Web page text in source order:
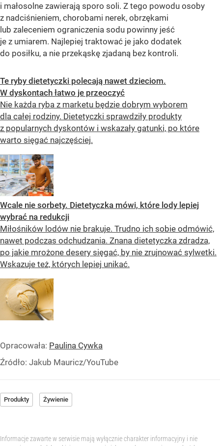
i małosolne zawierają sporo soli. Z tego powodu osoby
z nadciśnieniem, chorobami nerek, obrzękami
lub zaleceniem ograniczenia sodu powinny jeść
je z umiarem. Najlepiej traktować je jako dodatek
do posiłku, a nie przekąskę zjadaną bez kontroli.
Te ryby dietetyczki polecają nawet dzieciom.
W dyskontach łatwo je przeoczyć
Nie każda ryba z marketu będzie dobrym wyborem
dla całej rodziny. Dietetyczki sprawdziły produkty
z popularnych dyskontów i wskazały gatunki, po które
warto sięgać najczęściej.
Wcale nie sorbety. Dietetyczka mówi, które lody lepiej
wybrać na redukcji
Miłośników lodów nie brakuje. Trudno ich sobie odmówić,
nawet podczas odchudzania. Znana dietetyczka zdradza,
po jakie mrożone desery sięgać, by nie zrujnować sylwetki.
Wskazuje też, których lepiej unikać.
Opracowała: Paulina Cywka
Źródło: Jakub Mauricz/YouTube
Produkty Żywienie
Informacje zawarte w serwisie mają wyłącznie charakter informacyjny i nie